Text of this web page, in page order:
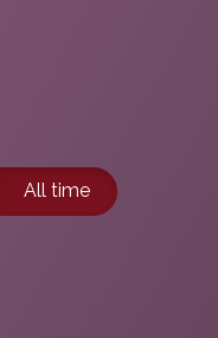
All time